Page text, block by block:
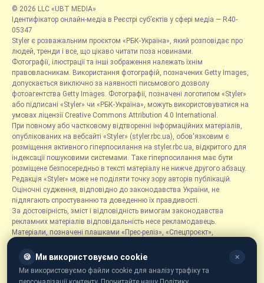
© 2026 LLC «UBT MEDIA»
Ідентифікатор онлайн-медіа в Реєстрі суб’єктів у сфері медіа — R40-
05347
Styler є розважальним проєктом «РБК-Україна», який розповідає про
людей, тренди і все, що цікаво читати поза новинами.
Фотографії, ілюстрації та інші зображення належать їхнім
правовласникам. Використання фотографій, позначених Getty Images,
допускається виключно за наявності письмового дозволу
фотоагентства Getty Images. Фотографії, позначені логотипом «Styler»
або підписані «Styler» чи «РБК-Україна», можуть використовуватися на
умовах ліцензії Creative Commons Attribution 4.0 International.
При повному або частковому відтворенні інформаційних матеріалів,
опублікованих на вебсайті «Styler» (styler.rbc.ua), обов'язковим є
розміщення активного гіперпосилання на styler.rbc.ua, відкритого для
індексації пошуковими системами. Таке гіперпосилання має бути
розміщене безпосередньо в тексті матеріалу не нижче другого абзацу.
Редакція «Styler» може не поділяти точку зору авторів публікацій.
Оціночні судження, відповідно до законодавства України, не
підлягають спростуванню та доведенню їх правдивості.
За достовірність, зміст і відповідність вимогам законодавства
рекламних матеріалів відповідальність несе рекламодавець.
Матеріали, позначені плашками «Прес-реліз», «Спецпроєкт»,
розміщуються на правах реклами.
Рубрика «Новини компаній» є інформаційним форматом, що містить
новини, повідомлення та оголошення, пов'язані з діяльністю
🍪 Ми використовуємо cookie ✕
Ми використовуємо файли cookie для аналізу трафіку та